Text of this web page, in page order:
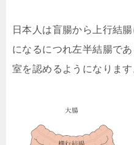
日本人は盲腸から上行結
になるにつれ左半結腸で
室を認めるようになります